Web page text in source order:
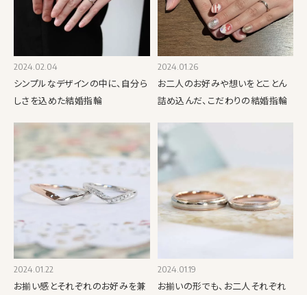
2024.02.04
シンプルなデザインの中に、自分ら
しさを込めた結婚指輪
2024.01.26
お二人のお好みや想いをとことん
詰め込んだ、こだわりの結婚指輪
2024.01.22
お揃い感とそれぞれのお好みを兼
2024.01.19
お揃いの形でも、お二人それぞれ